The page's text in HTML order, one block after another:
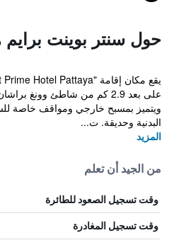
حول سنتر بوينت برايم
ويتميز بمسبح خارجي ومواقف خاصة
البدنية وحديقة. ت...
المزيد
من الجيد أن تعلم
وقت تسجيل الصعود للطائرة
وقت تسجيل المغادرة